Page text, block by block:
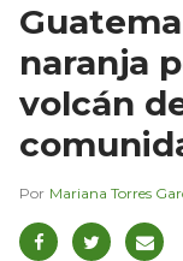
naranja
volcán
Mariana Torres